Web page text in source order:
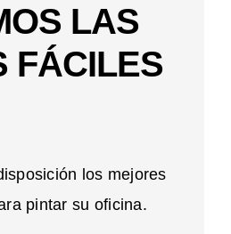
LAS
FÁCILES
los mejores
pintar su oficina.